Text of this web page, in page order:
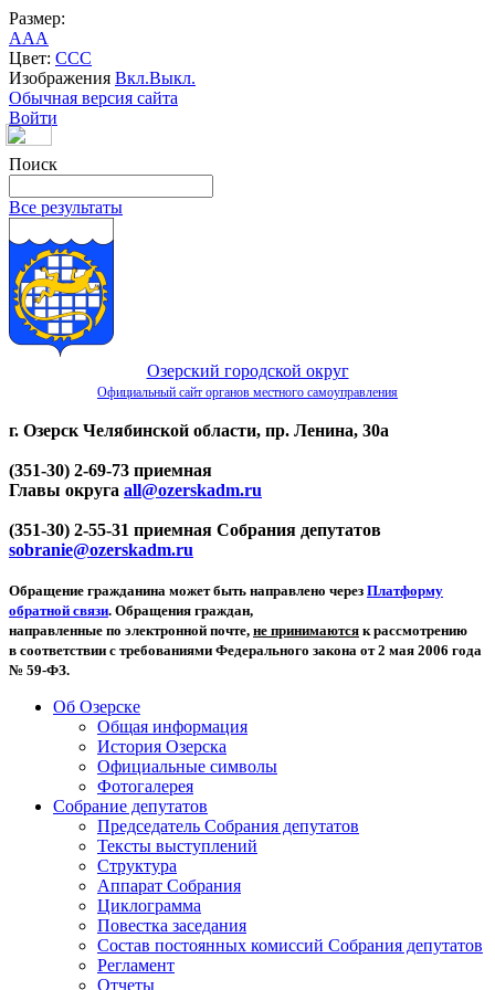
Размер:
AAA
Цвет: CCC
Изображения Вкл.Выкл.
Обычная версия сайта
Войти
Поиск
Все результаты
Озерский городской округ
Официальный сайт органов местного самоуправления
г. Озерск Челябинской области, пр. Ленина, 30а
(351-30) 2-69-73 приемная
Главы округа all@ozerskadm.ru
(351-30) 2-55-31 приемная Собрания депутатов
sobranie@ozerskadm.ru
Обращение гражданина может быть направлено через Платформу
обратной связи. Обращения граждан,
направленные по электронной почте, не принимаются к рассмотрению
в соответствии с требованиями Федерального закона от 2 мая 2006 года
№ 59-ФЗ.
Об Озерске
Общая информация
История Озерска
Официальные символы
Фотогалерея
Собрание депутатов
Председатель Собрания депутатов
Тексты выступлений
Структура
Аппарат Собрания
Циклограмма
Повестка заседания
Состав постоянных комиссий Собрания депутатов
Регламент
Отчеты